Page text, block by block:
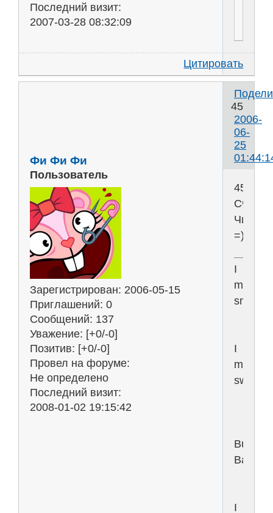
Последний визит:
2007-03-28 08:32:09
Цитировать
45
2006-
06-
25
Фи Фи Фи
Пользователь
Зарегистрирован: 2006-05-15
Приглашений: 0
Сообщений: 137
Уважение: [+0/-0]
Позитив: [+0/-0]
Провел на форуме:
Не определено
Последний визит:
2008-01-02 19:15:42
45
ЧисЛо
=))))
I
maybe
small,
I
maybe
sweet,
But
BaBy,
I